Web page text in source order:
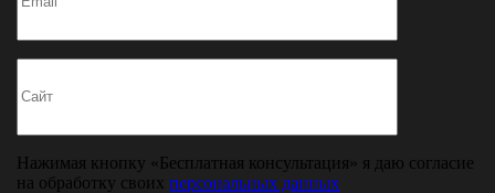
Нажимая кнопку «Бесплатная консультация» я даю согласие
на обработку своих персональных данных